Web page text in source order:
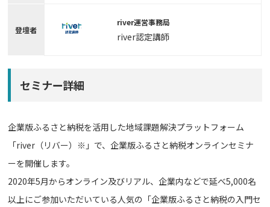
登壇者
river運営事務局
river認定講師
セミナー詳細
企業版ふるさと納税を活用した地域課題解決プラットフォーム
「river（リバー）※」で、企業版ふるさと納税オンラインセミナ
ーを開催します。
2020年5月からオンライン及びリアル、企業内などで延べ5,000名
以上にご参加いただいている人気の「企業版ふるさと納税の入門セ